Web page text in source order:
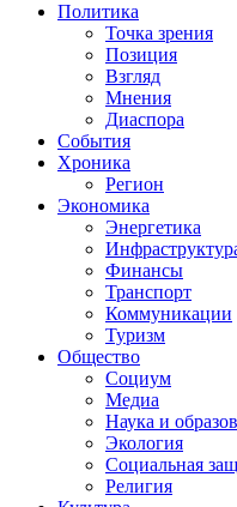
Политика
Точка зрения
Позиция
Взгляд
Мнения
Диаспора
События
Хроника
Регион
Экономика
Энергетика
Финансы
Транспорт
Коммуникации
Туризм
Общество
Социум
Медиа
Наука и
Экология
Социальная
Религия